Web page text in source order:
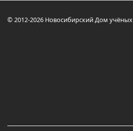
© 2012-2026 Новосибирский Дом учёных